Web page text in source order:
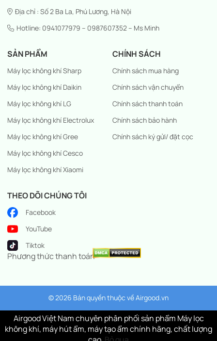
Địa chỉ : Số 2 Ba La, Phú Lương, Hà Nội
Hotline: 0941077979 – 0987607352 – Ms Minh
SẢN PHẨM
Máy lọc không khí Sharp
Máy lọc không khí Daikin
Máy lọc không khí LG
Máy lọc không khí Electrolux
Máy lọc không khí Gree
Máy lọc không khí Cesco
Máy lọc không khí Xiaomi
CHÍNH SÁCH
Chính sách mua hàng
Chính sách vận chuyển
Chính sách thanh toán
Chính sách bảo hành
Chính sách ký gửi/ đặt cọc
THEO DÕI CHÚNG TÔI
Facebook
YouTube
Tiktok
Phương thức thanh toán
© 2026 Bản quyền thuộc vềAirgood.vn
Airgood Việt Nam chuyên phân phối sản phẩm Máy lọc
không khí, máy hút ẩm, máy tạo ẩm chính hãng, chất lượng